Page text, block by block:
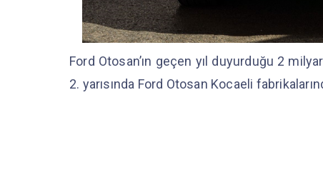
Ford Otosan’ın geçen yıl duyurduğu 2
2. yarısında Ford Otosan Kocaeli